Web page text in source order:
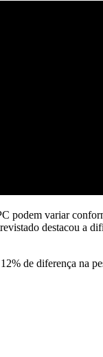
podem variar
destacou a
de diferença na